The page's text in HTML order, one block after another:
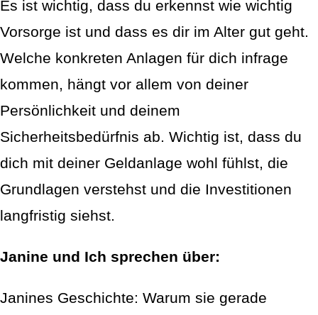
Es ist wichtig, dass du erkennst wie wichtig
Vorsorge ist und dass es dir im Alter gut geht.
Welche konkreten Anlagen für dich infrage
kommen, hängt vor allem von deiner
Persönlichkeit und deinem
Sicherheitsbedürfnis ab. Wichtig ist, dass du
dich mit deiner Geldanlage wohl fühlst, die
Grundlagen verstehst und die Investitionen
langfristig siehst.
Janine und Ich sprechen über:
Janines Geschichte: Warum sie gerade